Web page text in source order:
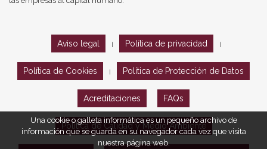
Aviso legal Política de privacidad
Política de Cookies Política de Protección de Datos
Acreditaciones FAQs
Política de Calidad y Medio Ambiente
Una cookie o galleta informática es un pequeño archivo de
información que se guarda en su navegador cada vez que visita
nuestra página web.